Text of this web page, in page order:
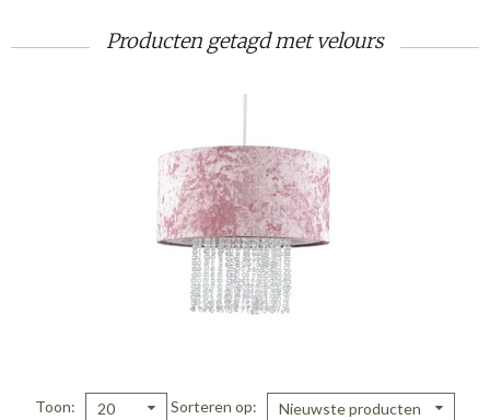
Producten getagd met velours
Toon 20 Sorteren op Nieuwste producten